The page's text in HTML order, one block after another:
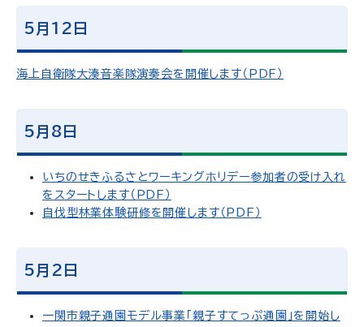
5月12日
海上自衛隊大湊音楽隊演奏会を開催します（PDF）
5月8日
いちのせきふるさとワーキングホリデー参加者の受け入れ
をスタートします（PDF）
自伐型林業体験研修を開催します（PDF）
5月2日
一関市親子通園モデル事業「親子すてっぷ通園」を開始し